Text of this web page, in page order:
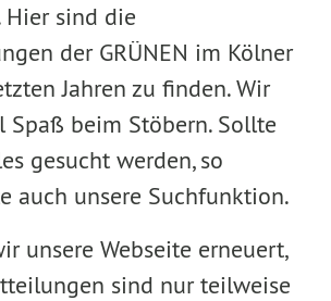
Hier sind die
der GRÜNEN im Kölner
Jahren zu finden. Wir
Spaß beim Stöbern. Sollte
gesucht werden, so
auch unsere Suchfunktion.
unsere Webseite erneuert,
sind nur teilweise